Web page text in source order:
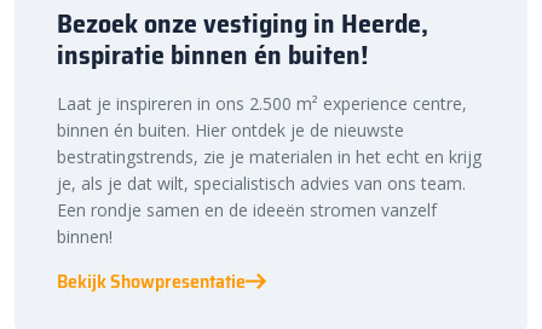
Bezoek onze vestiging in Heerde,
inspiratie binnen én buiten!
Laat je inspireren in ons 2.500 m² experience centre,
binnen én buiten. Hier ontdek je de nieuwste
bestratingstrends, zie je materialen in het echt en krijg
je, als je dat wilt, specialistisch advies van ons team.
Een rondje samen en de ideeën stromen vanzelf
binnen!
Bekijk Showpresentatie